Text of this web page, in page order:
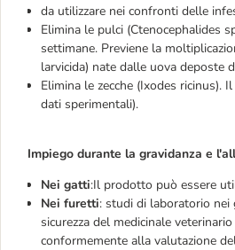
da utilizzare nei confronti delle
Elimina le pulci (Ctenocephalides
settimane. Previene la
larvicida) nate dalle uova deposte
Elimina le zecche (Ixodes ricinus).
dati sperimentali).
Impiego durante la gravidanza e
Nei gatti:Il prodotto può essere
Nei furetti: studi di laboratorio
sicurezza del medicinale
conformemente alla valutazione